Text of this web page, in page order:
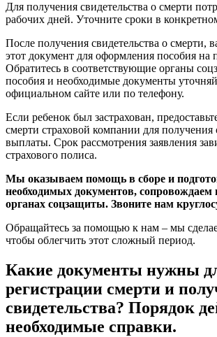
Для получения свидетельства о смерти
рабочих дней. Уточните сроки в
После получения свидетельства о смерти,
этот документ для оформления пособия на
Обратитесь в соответствующие органы
пособия и необходимые документы
официальном сайте или по телефону.
Если ребенок был застрахован,
смерти страховой компании для получения
выплаты. Срок рассмотрения заявления
страхового полиса.
Мы оказываем помощь в сборе и
необходимых документов,
органах соцзащиты. Звоните нам
Обращайтесь за помощью к нам – мы
чтобы облегчить этот сложный период.
Какие документы нужны
регистрации смерти и
свидетельства? Порядок
необходимые справки.